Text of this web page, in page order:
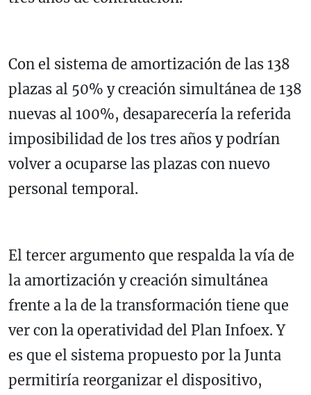
Con el sistema de amortización de las 138
plazas al 50% y creación simultánea de 138
nuevas al 100%, desaparecería la referida
imposibilidad de los tres años y podrían
volver a ocuparse las plazas con nuevo
personal temporal.
El tercer argumento que respalda la vía de
la amortización y creación simultánea
frente a la de la transformación tiene que
ver con la operatividad del Plan Infoex. Y
es que el sistema propuesto por la Junta
permitiría reorganizar el dispositivo,